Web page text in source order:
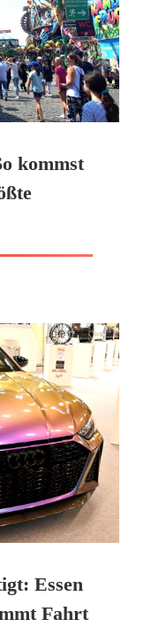
kommst
Essen
Fahrt